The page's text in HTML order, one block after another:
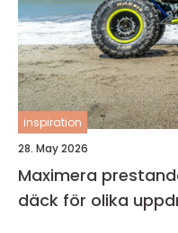
inspiration
28. May 2026
Maximera
däck för olika